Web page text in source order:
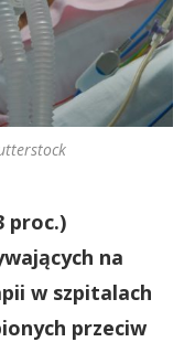
proc.)
na
w szpitalach
przeciw